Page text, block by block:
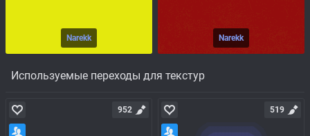
Narekk Narekk
Используемые переходы для текстур
952 519